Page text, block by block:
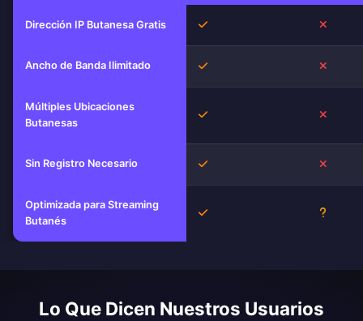
Dirección IP Butanesa Gratis Sí
Ancho de Banda Ilimitado Sí
Múltiples Ubicaciones
Butanesas
Sí
Sin Registro Necesario Sí
Optimizada para Streaming
Butanés
Sí
Lo Que Dicen Nuestros Usuarios